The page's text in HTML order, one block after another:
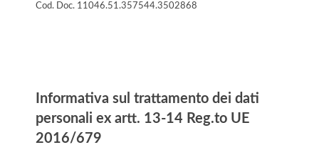
Cod. Doc. 11046.51.357544.3502868
Informativa sul trattamento dei dati
personali ex artt. 13-14 Reg.to UE
2016/679